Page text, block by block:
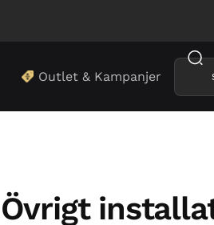
Outlet & Kampanjer
Övrigt